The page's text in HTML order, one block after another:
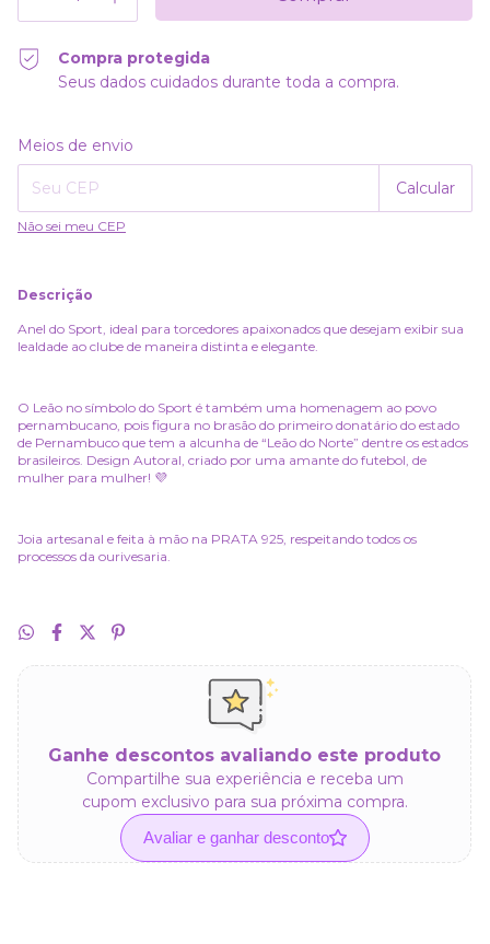
Compra protegida
Seus dados cuidados durante toda a compra.
Entregas para o CEP:
Meios de envio
Calcular
Não sei meu CEP
Descrição
Anel do Sport, ideal para torcedores apaixonados que desejam exibir sua
lealdade ao clube de maneira distinta e elegante.
O Leão no símbolo do Sport é também uma homenagem ao povo
pernambucano, pois figura no brasão do primeiro donatário do estado
de Pernambuco que tem a alcunha de “Leão do Norte” dentre os estados
brasileiros. Design Autoral, criado por uma amante do futebol, de
mulher para mulher! 💜
Joia artesanal e feita à mão na PRATA 925, respeitando todos os
processos da ourivesaria.
Ganhe descontos avaliando este produto
Compartilhe sua experiência e receba um
cupom exclusivo para sua próxima compra.
Avaliar e ganhar desconto